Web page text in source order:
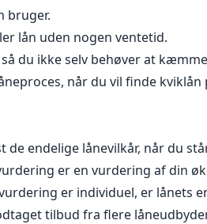
bruger.
lån uden nogen ventetid.
du ikke selv behøver at
når du vil finde
endelige lånevilkår, når du
er en vurdering af din
er individuel, er lånets
tilbud fra flere